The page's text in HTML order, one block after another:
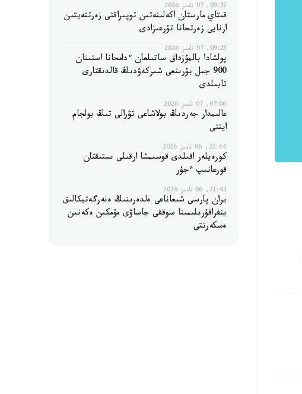
09:52, 07 تامىز 2026
قىتاي مارستان اكەلىنەتىن توپىراقتى زەرتتەيتىن
ارنايى زەرتحانا تۇرعىزادى
09:25, 07 تامىز 2026
پولشادا بالمۇزداق ساتىلعان ءدامحانا استىنان
900 جىل بۇرىنعى شىركەۋدىڭ قالدىقتارى
تابىلدى
07:06, 07 تامىز 2026
عالىمدار جەردىڭ بولاشاعى تۋرالى تىڭ بولجام
ايتتى
22:44, 06 تامىز 2026
كورەيلەر اقىلدى قوسىمشا ارقىلى ىستىقتان
قورعانىپ ءجۇر
21:43, 06 تامىز 2026
يران پارسى شىعاناعى ەلدەرىنىڭ ەنەرگەتيكالىق
ينفراقۇرىلىمىنا سوققى جاساۋى مۇمكىن ەكەنىن
ەسكەرتتى